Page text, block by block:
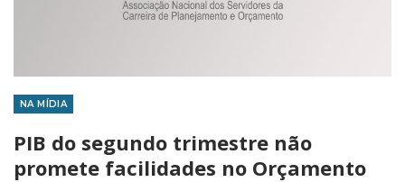
NA MÍDIA
PIB do segundo trimestre não
promete facilidades no Orçamento